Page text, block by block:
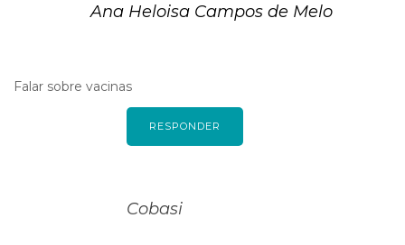
Ana Heloisa Campos de Melo
Falar sobre vacinas
RESPONDER
Cobasi